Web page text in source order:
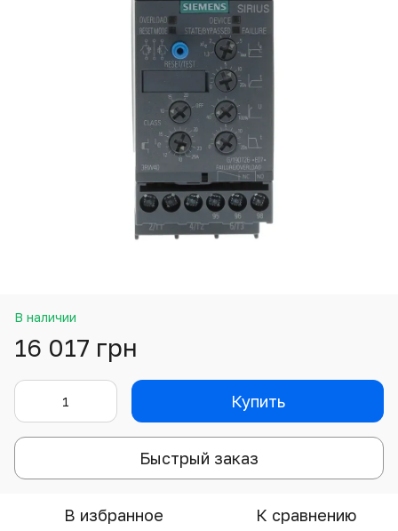
В наличии
16 017 грн
Купить
Быстрый заказ
В избранное К сравнению